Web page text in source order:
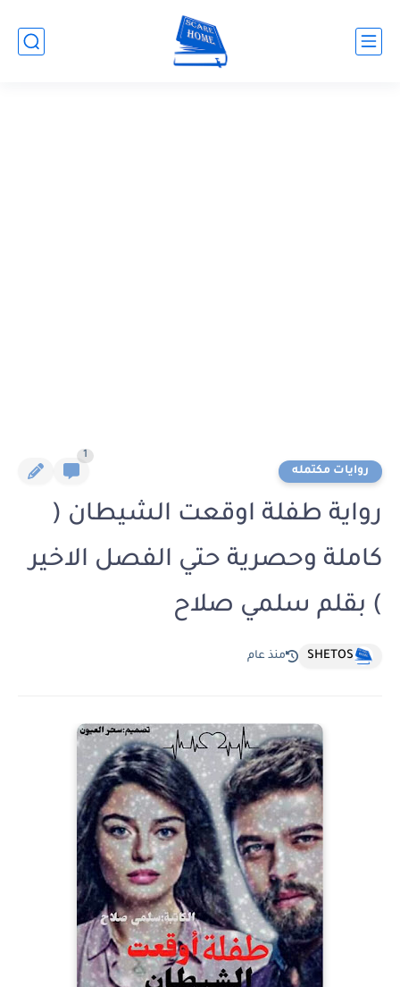
روايات مكتمله
1
رواية طفلة اوقعت الشيطان (
كاملة وحصرية حتي الفصل الاخير
) بقلم سلمي صلاح
SHETOS منذ عام